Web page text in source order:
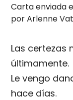
Carta enviada
por Arlenne
Las certezas
últimamente.
Le vengo
hace días.